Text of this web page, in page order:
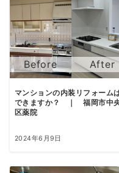
マンションの内装リフォーム
できますか？ ｜ 福岡市中
区薬院
2024年6月9日